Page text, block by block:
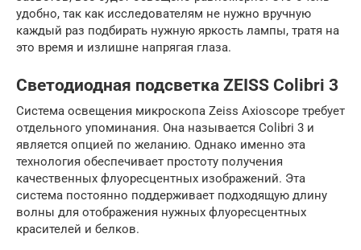
удобно, так как исследователям не нужно вручную
каждый раз подбирать нужную яркость лампы, тратя на
это время и излишне напрягая глаза.
Светодиодная подсветка ZEISS Colibri 3
Система освещения микроскопа Zeiss Axioscope требует
отдельного упоминания. Она называется Colibri 3 и
является опцией по желанию. Однако именно эта
технология обеспечивает простоту получения
качественных флуоресцентных изображений. Эта
система постоянно поддерживает подходящую длину
волны для отображения нужных флуоресцентных
красителей и белков.